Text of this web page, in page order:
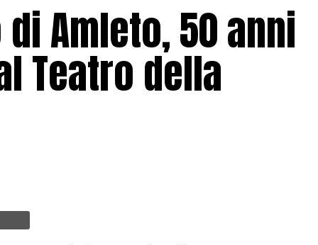
Amleto, 50 anni
Teatro della